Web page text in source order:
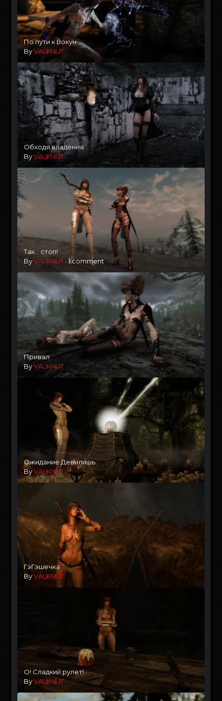
По пути к Вокун
ByVALKNUT
Обходя владения
ByVALKNUT
Так... стоп!
ByVALKNUT·1 comment
Привал
ByVALKNUT
Ожидание Девилишь
ByVALKNUT
ГэГэшечка
ByVALKNUT
О! Сладкий рулет!
ByVALKNUT